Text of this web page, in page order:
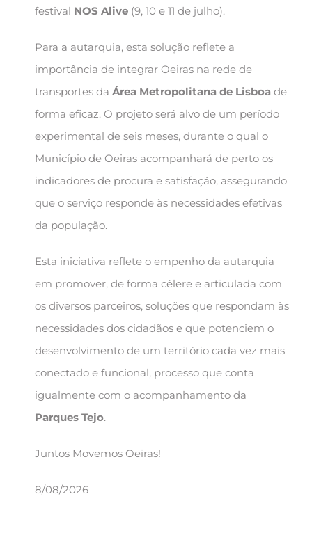
festival NOS Alive(9, 10 e 11 de julho).
Para a autarquia, esta solução reflete a
importância de integrar Oeiras na rede de
transportes da Área Metropolitana de Lisboade
forma eficaz. O projeto será alvo de um período
experimental de seis meses, durante o qual o
Município de Oeiras acompanhará de perto os
indicadores de procura e satisfação, assegurando
que o serviço responde às necessidades efetivas
da população.
Esta iniciativa reflete o empenho da autarquia
em promover, de forma célere e articulada com
os diversos parceiros, soluções que respondam às
necessidades dos cidadãos e que potenciem o
desenvolvimento de um território cada vez mais
conectado e funcional, processo que conta
igualmente com o acompanhamento da
Parques Tejo.
Juntos Movemos Oeiras!
8/08/2026